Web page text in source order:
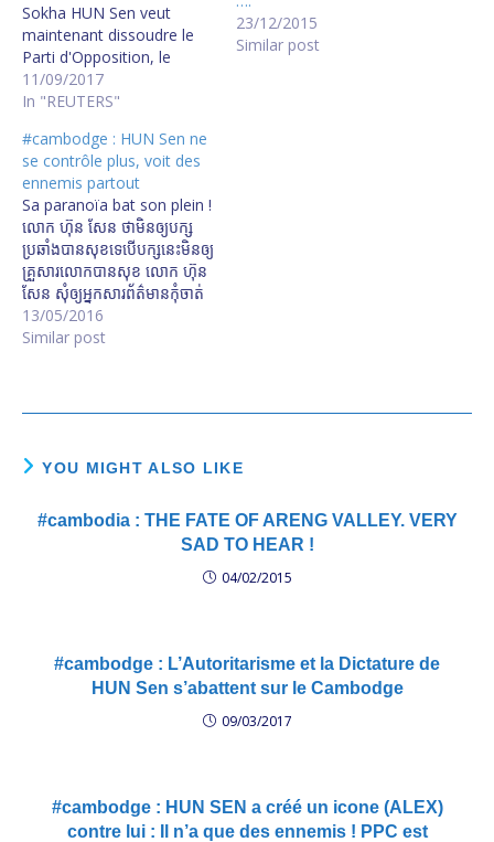
Sokha HUN Sen veut
maintenant dissoudre le
Parti d'Opposition, le
CNRP, pour maintenir sa
DICTATURE. Cambodian
party will be dissolved
Cambodian premier Hun
Sen threatens to dissolve
main opposition party as
election nears លោក ហ៊ុន
សែន ថា​គ្មាន​ពេល​ឲ្យ​បក្ស​ប្រឆាំង​
ដំណើរការ​ទៀត​ទេ​បើ​នៅ​ការពារ​
លោក កឹម…
11/09/2017
In "REUTERS"
23/12/2015
Similar post
#cambodge : HUN Sen ne
se contrôle plus, voit des
ennemis partout
Sa paranoïa bat son plein !
លោក ហ៊ុន សែន ថា​មិន​ឲ្យ​បក្ស​
ប្រឆាំង​បាន​សុខ​ទេ​បើ​បក្ស​នេះ​មិន​ឲ្យ​
គ្រួសារ​លោក​បាន​សុខ លោក ហ៊ុន
សែន សុំ​ឲ្យ​អ្នក​សារព័ត៌មាន​កុំ​ចាត់​
ទុក​លោក​ជា​សត្រូវ​សួ​ពូជ
13/05/2016
Similar post
YOU MIGHT ALSO LIKE
#cambodia : THE FATE OF ARENG VALLEY. VERY
SAD TO HEAR !
04/02/2015
#cambodge : L’Autoritarisme et la Dictature de
HUN Sen s’abattent sur le Cambodge
09/03/2017
#cambodge : HUN SEN a créé un icone (ALEX)
contre lui : Il n’a que des ennemis ! PPC est